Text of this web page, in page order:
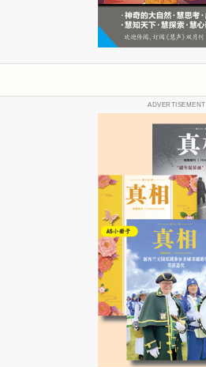
ADVERTISEMENT